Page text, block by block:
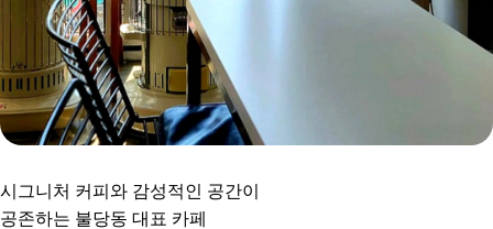
시그니처 커피와 감성적인 공간이
공존하는 불당동 대표 카페